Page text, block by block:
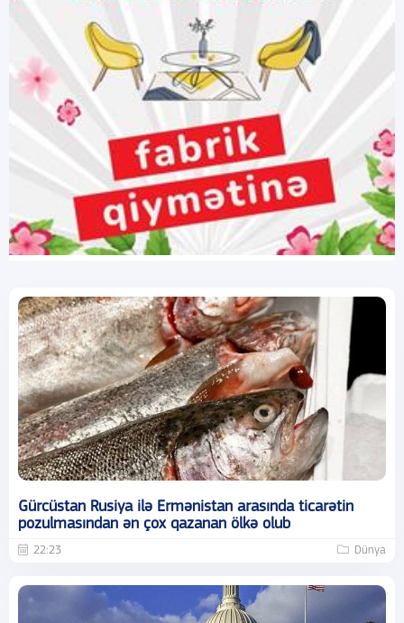
Gürcüstan Rusiya ilə Ermənistan arasında ticarətin
pozulmasından ən çox qazanan ölkə olub
22:23 Dünya